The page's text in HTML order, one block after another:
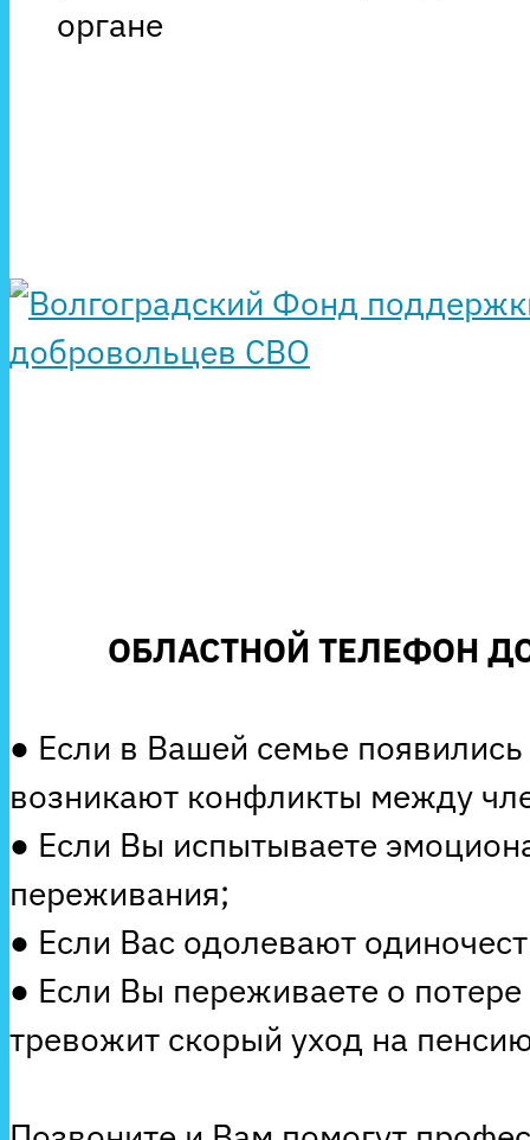
органе
ОБЛАСТНОЙ ТЕЛЕФОН
● Если в Вашей семье
возникают конфликты между
● Если Вы испытываете
переживания;
● Если Вас одолевают
● Если Вы переживаете о
тревожит скорый уход на